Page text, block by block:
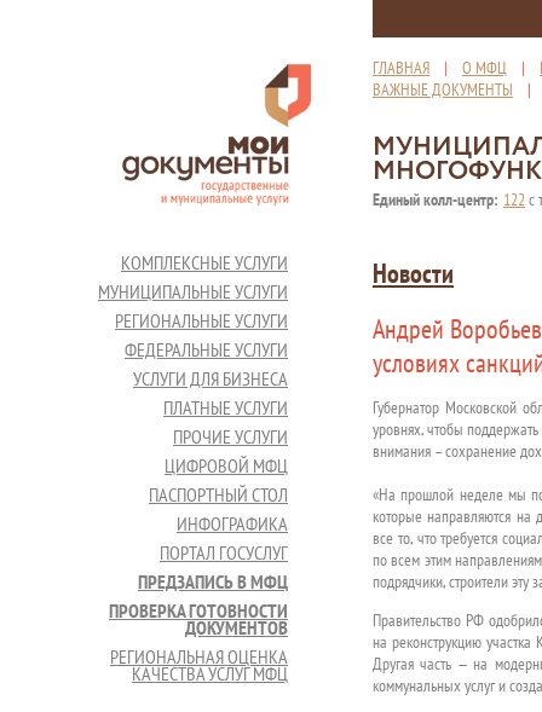
ГЛАВНАЯ | О МФЦ |
ВАЖНЫЕ ДОКУМЕНТЫ
Единый колл-центр: 122с
КОМПЛЕКСНЫЕ УСЛУГИ
МУНИЦИПАЛЬНЫЕ УСЛУГИ
РЕГИОНАЛЬНЫЕ УСЛУГИ
ФЕДЕРАЛЬНЫЕ УСЛУГИ
УСЛУГИ ДЛЯ БИЗНЕСА
ПЛАТНЫЕ УСЛУГИ
ПРОЧИЕ УСЛУГИ
ЦИФРОВОЙ МФЦ
ПАСПОРТНЫЙ СТОЛ
ИНФОГРАФИКА
ПОРТАЛ ГОСУСЛУГ
ПРЕДЗАПИСЬ В МФЦ
ПРОВЕРКА ГОТОВНОСТИ
ДОКУМЕНТОВ
РЕГИОНАЛЬНАЯ ОЦЕНКА
КАЧЕСТВА УСЛУГ МФЦ
Новости
Андрей
условиях
Губернатор Московской
уровнях, чтобы
внимания – сохранение
«На прошлой неделе мы
которые направляются на
все то, что требуется
по всем этим
подрядчики, строители эту
Правительство РФ
на реконструкцию
Другая часть — на
коммунальных услуг и